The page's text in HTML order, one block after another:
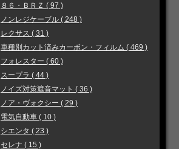
８６・ＢＲＺ ( 97 )
ノンレジケーブル ( 248 )
レクサス ( 31 )
車種別カット済みカーボン・フィルム ( 469 )
フォレスター ( 60 )
スープラ ( 44 )
ノイズ対策遮音マット ( 36 )
ノア・ヴォクシー ( 29 )
電気自動車 ( 10 )
シエンタ ( 23 )
セレナ ( 15 )